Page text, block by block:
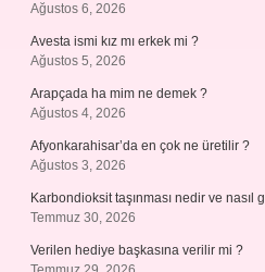
Ağustos 6, 2026
Avesta ismi kız mı erkek mi ?
Ağustos 5, 2026
Arapçada ha mim ne demek ?
Ağustos 4, 2026
Afyonkarahisar’da en çok ne üretilir ?
Ağustos 3, 2026
Karbondioksit taşınması nedir ve nasıl
Temmuz 30, 2026
Verilen hediye başkasına verilir mi ?